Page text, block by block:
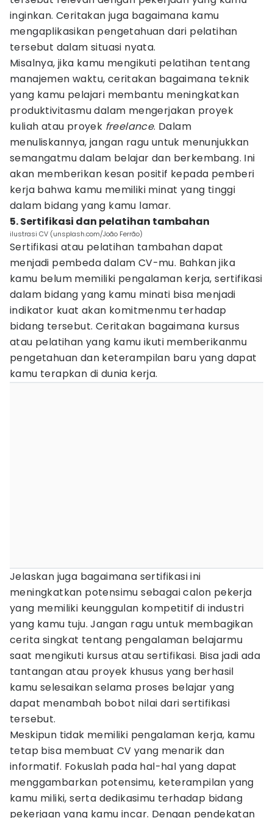
inginkan. Ceritakan juga bagaimana kamu
mengaplikasikan pengetahuan dari pelatihan
tersebut dalam situasi nyata.
Misalnya, jika kamu mengikuti pelatihan tentang
manajemen waktu, ceritakan bagaimana teknik
yang kamu pelajari membantu meningkatkan
produktivitasmu dalam mengerjakan proyek
kuliah atau proyek freelance. Dalam
menuliskannya, jangan ragu untuk menunjukkan
semangatmu dalam belajar dan berkembang. Ini
akan memberikan kesan positif kepada pemberi
kerja bahwa kamu memiliki minat yang tinggi
dalam bidang yang kamu lamar.
5. Sertifikasi dan pelatihan tambahan
ilustrasi CV (unsplash.com/João Ferrão)
Sertifikasi atau pelatihan tambahan dapat
menjadi pembeda dalam CV-mu. Bahkan jika
kamu belum memiliki pengalaman kerja, sertifikasi
dalam bidang yang kamu minati bisa menjadi
indikator kuat akan komitmenmu terhadap
bidang tersebut. Ceritakan bagaimana kursus
atau pelatihan yang kamu ikuti memberikanmu
pengetahuan dan keterampilan baru yang dapat
kamu terapkan di dunia kerja.
Jelaskan juga bagaimana sertifikasi ini
meningkatkan potensimu sebagai calon pekerja
yang memiliki keunggulan kompetitif di industri
yang kamu tuju. Jangan ragu untuk membagikan
cerita singkat tentang pengalaman belajarmu
saat mengikuti kursus atau sertifikasi. Bisa jadi ada
tantangan atau proyek khusus yang berhasil
kamu selesaikan selama proses belajar yang
dapat menambah bobot nilai dari sertifikasi
tersebut.
Meskipun tidak memiliki pengalaman kerja, kamu
tetap bisa membuat CV yang menarik dan
informatif. Fokuslah pada hal-hal yang dapat
menggambarkan potensimu, keterampilan yang
kamu miliki, serta dedikasimu terhadap bidang
pekerjaan yang kamu incar. Dengan pendekatan